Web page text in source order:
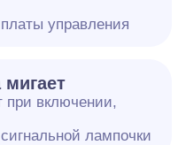
управления
при включении,
лампочки